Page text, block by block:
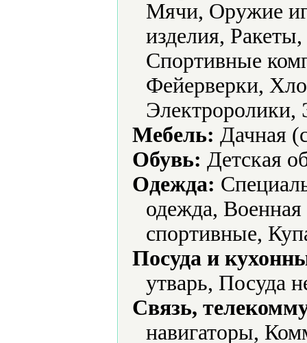
Мячи, Оружие
изделия,
Спортивные
Фейерверки,
Электроролики,
Мебель: Дачная
Обувь: Детская
Одежда:
одежда,
спортивные,
Посуда и
утварь, Посуда
Связь,
навигаторы,